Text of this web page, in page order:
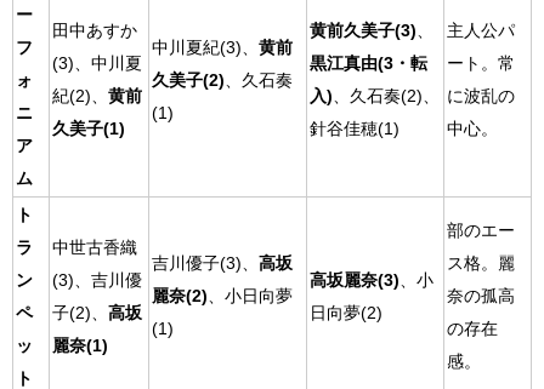
ー
フ
ォ
ニ
ア
ム
田中あすか
(3)、中川夏
紀(2)、 黄前
久美子(1)
中川夏紀(3)、 黄前
久美子(2) 、久石奏
(1)
黄前久美子(3)
黒江真由(3・転
入) 、久石奏(2)、
針谷佳穂(1)
主人公パ
ート。常
に波乱の
中心。
ト
ラ
ン
ペ
ッ
ト
中世古香織
(3)、吉川優
子(2)、 高坂
麗奈(1)
吉川優子(3)、 高坂
麗奈(2) 、小日向夢
(1)
高坂麗奈(3) 、小
日向夢(2)
部のエー
ス格。麗
奈の孤高
の存在
感。